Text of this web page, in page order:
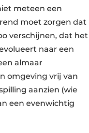
meteen een
moet zorgen dat
verschijnen, dat het
naar een
almaar
omgeving vrij van
aanzien (wie
een evenwichtig